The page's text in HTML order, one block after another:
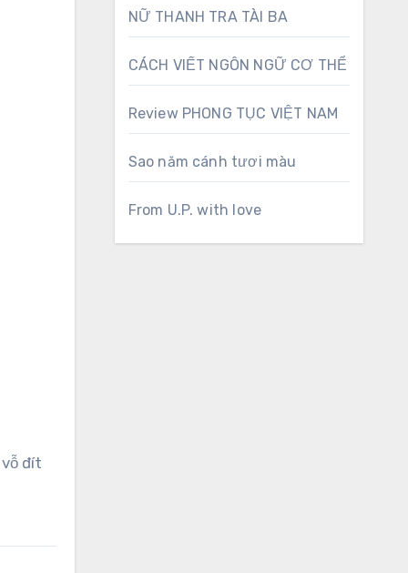
đít
NỮ THANH TRA TÀI BA
CÁCH VIẾT NGÔN NGỮ CƠ THỂ
Review PHONG TỤC VIỆT NAM
Sao năm cánh tươi màu
From U.P. with love